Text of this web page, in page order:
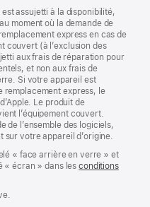
assujetti à la disponibilité,
moment où la demande de
express en cas de
couvert (à l’exclusion des
aux frais de réparation pour
et non aux frais de
Si votre appareil est
remplacement express, le
Le produit de
l’équipement couvert.
de l’ensemble des logiciels,
sur votre appareil d’origine.
« face arrière en verre » et
« écran » dans lesconditions